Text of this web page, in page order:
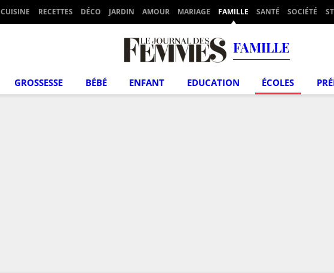
CUISINE RECETTES DÉCO JARDIN AMOUR MARIAGE FAMILLE SANTÉ SOCIÉTÉ
FAMILLE
GROSSESSE BÉBÉ ENFANT EDUCATION ÉCOLES